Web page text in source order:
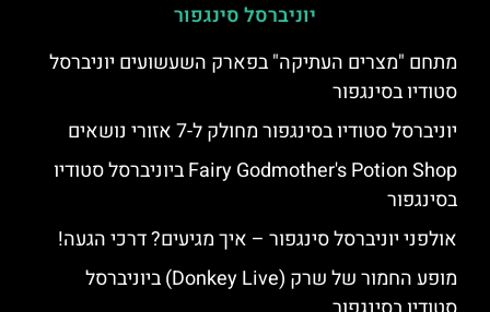
יוניברסל סינגפור
מתחם "מצרים העתיקה" בפארק השעשועים יוניברסל
סטודיו בסינגפור
יוניברסל סטודיו בסינגפור מחולק ל-7 אזורי נושאים
Fairy Godmother's Potion Shop ביוניברסל סטודיו
בסינגפור
אולפני יוניברסל סינגפור – איך מגיעים? דרכי הגעה!
מופע החמור של שרק (Donkey Live) ביוניברסל